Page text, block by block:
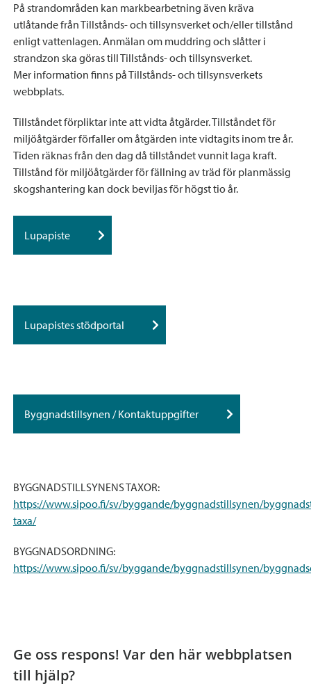
På strandområden kan markbearbetning även kräva
utlåtande från Tillstånds- och tillsynsverket och/eller tillstånd
enligt vattenlagen. Anmälan om muddring och slåtter i
strandzon ska göras till Tillstånds- och tillsynsverket.
Mer information finns på Tillstånds- och tillsynsverkets
webbplats.
Tillståndet förpliktar inte att vidta åtgärder. Tillståndet för
miljöåtgärder förfaller om åtgärden inte vidtagits inom tre år.
Tiden räknas från den dag då tillståndet vunnit laga kraft.
Tillstånd för miljöåtgärder för fällning av träd för planmässig
skogshantering kan dock beviljas för högst tio år.
Lupapiste
Lupapistes stödportal
Byggnadstillsynen / Kontaktuppgifter
BYGGNADSTILLSYNENS TAXOR:
https://www.sipoo.fi/sv/byggande/byggnadstillsynen/
taxa/
BYGGNADSORDNING:
https://www.sipoo.fi/sv/byggande/byggnadstillsynen/
Ge oss respons! Var den här webbplatsen
till hjälp?